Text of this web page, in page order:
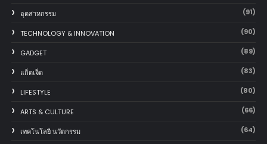
อุตสาหกรรม (91)
TECHNOLOGY & INNOVATION (90)
GADGET (89)
แก็ตเจ็ต (83)
LIFESTYLE (80)
ARTS & CULTURE (66)
เทคโนโลยี นวัตกรรม (64)